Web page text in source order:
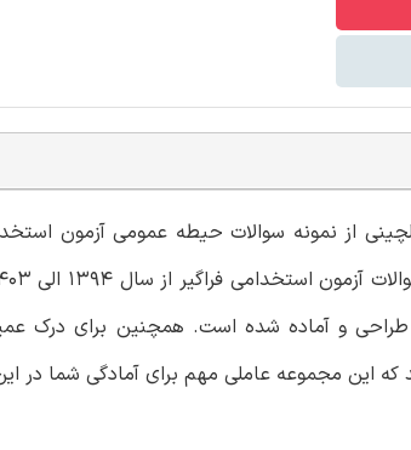
از نمونه سوالات حیطه عمومی آزمون
و آماده شده است. همچنین برای درک
که این مجموعه عاملی مهم برای آمادگی شما